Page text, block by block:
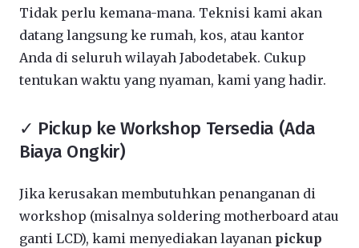
Tidak perlu kemana-mana. Teknisi kami akan
datang langsung ke rumah, kos, atau kantor
Anda di seluruh wilayah Jabodetabek. Cukup
tentukan waktu yang nyaman, kami yang hadir.
✓ Pickup ke Workshop Tersedia (Ada
Biaya Ongkir)
Jika kerusakan membutuhkan penanganan di
workshop (misalnya soldering motherboard atau
ganti LCD), kami menyediakan layanan pickup